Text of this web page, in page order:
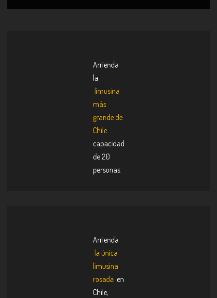
Arrienda
la
limusina
más
grande de
Chile .
capacidad
de 20
personas.
Arrienda
la única
limusina
rosada en
Chile,